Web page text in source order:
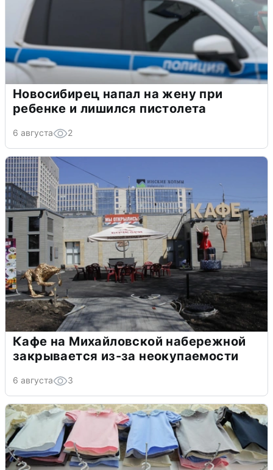
Новосибирец напал на жену при
ребенке и лишился пистолета
6 августа 2
Кафе на Михайловской набережной
закрывается из-за неокупаемости
6 августа 3